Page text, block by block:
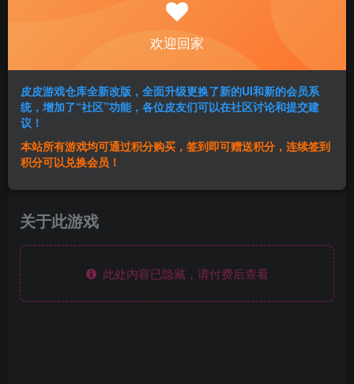
此内容为付费资源，请付费后查看
2积分
黄金会员免费 超级会员免费
登录购买
群主1号
关于此游戏
此处内容已隐藏，请付费后查看
欢迎回家
皮皮游戏仓库全新改版，全面升级更换了新的UI和新的会员系
统，增加了“社区”功能，各位皮友们可以在社区讨论和提交建
议！
本站所有游戏均可通过积分购买，签到即可赠送积分，连续签到
积分可以兑换会员！